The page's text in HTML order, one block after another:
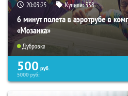
20:03:24 Купили:358
6 минут полета в аэротрубе в
«Мозаика»
Дубровка
500 руб.
5000руб.